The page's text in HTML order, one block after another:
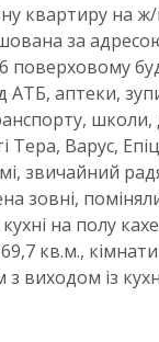
квартиру на
за
поверховому
АТБ, аптеки,
школи,
Тера, Варус,
звичайний
зовні,
на полу
кв.м.,
виходом із